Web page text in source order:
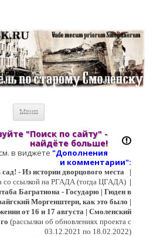
открытки, карты …
Меню
"Поиск по сайту" -
найдёте больше!
в виджете "Дополнения
и комментарии":
сад! - Из истории дворцового места
|
со ссылкой на РГАДА (тогда ЦГАДА) |
Багратиона - Государю | Гюден в
Моргенштерн, как это было |
от 16 и 17 августа | Смоленский
(рассылки об обновлениях проекта с
03.12.2021 по 18.02.2022)